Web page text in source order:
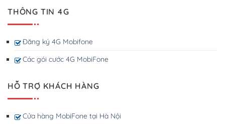
THÔNG TIN 4G
Đăng ký 4G Mobifone
Các gói cước 4G MobiFone
HỖ TRỢ KHÁCH HÀNG
Cửa hàng MobiFone tại Hà Nội